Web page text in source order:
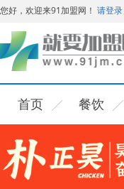
您好，欢迎来91加盟网！ 请登录
首页 餐饮